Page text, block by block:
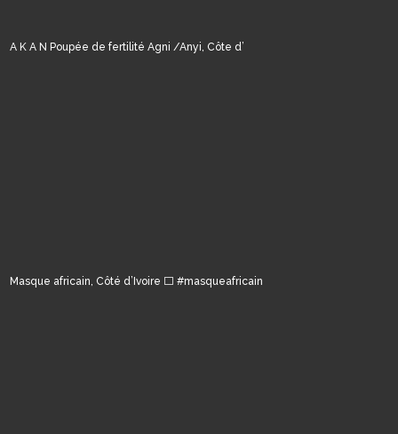
A K A N Poupée de fertilité Agni /Anyi, Côte d’
Masque africain, Côté d’Ivoire ⬜️ #masqueafricain